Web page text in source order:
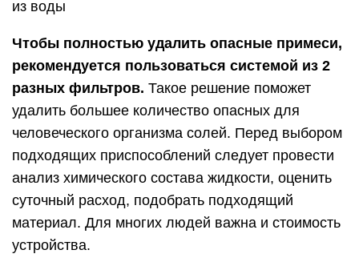
из воды
Чтобы полностью удалить опасные примеси,
рекомендуется пользоваться системой из 2
разных фильтров. Такое решение поможет
удалить большее количество опасных для
человеческого организма солей. Перед выбором
подходящих приспособлений следует провести
анализ химического состава жидкости, оценить
суточный расход, подобрать подходящий
материал. Для многих людей важна и стоимость
устройства.